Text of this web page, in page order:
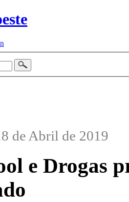
de Abril de 2019
e Drogas